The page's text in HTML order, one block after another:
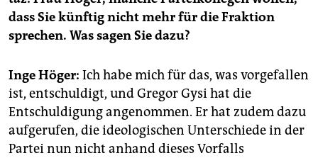
abo
epaper login
dass Sie künftig nicht mehr für die Fraktion
sprechen. Was sagen Sie dazu?
Inge Höger: Ich habe mich für das, was vorgefallen
ist, entschuldigt, und Gregor Gysi hat die
Entschuldigung angenommen. Er hat zudem dazu
aufgerufen, die ideologischen Unterschiede in der
Partei nun nicht anhand dieses Vorfalls